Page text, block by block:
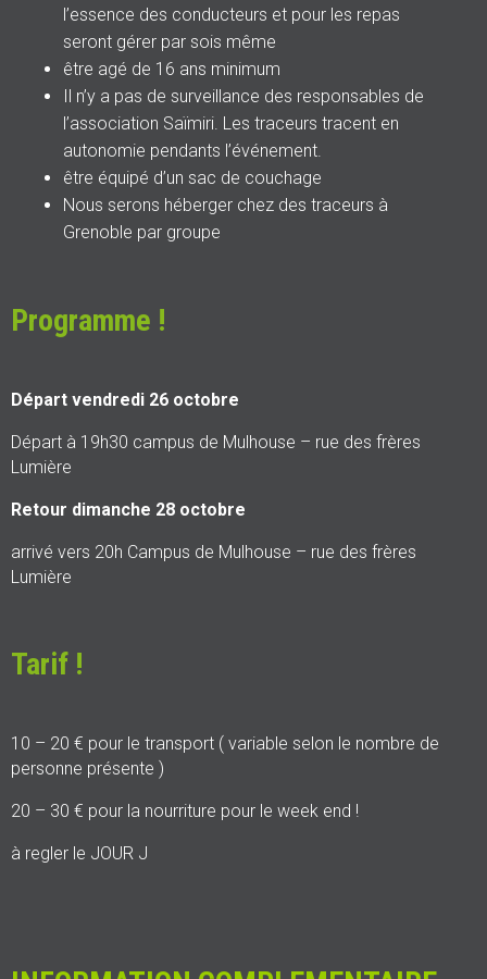
l’essence des conducteurs et pour les repas
seront gérer par sois même
être agé de 16 ans minimum
Il n’y a pas de surveillance des responsables de
l’association Saïmiri. Les traceurs tracent en
autonomie pendants l’événement.
être équipé d’un sac de couchage
Nous serons héberger chez des traceurs à
Grenoble par groupe
Programme !
Départ vendredi 26 octobre
Départ à 19h30 campus de Mulhouse – rue des frères
Lumière
Retour dimanche 28 octobre
arrivé vers 20h Campus de Mulhouse – rue des frères
Lumière
Tarif !
10 – 20 € pour le transport ( variable selon le nombre de
personne présente )
20 – 30 € pour la nourriture pour le week end !
à regler le JOUR J